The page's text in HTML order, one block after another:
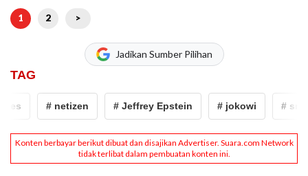
1 2 >
Jadikan Sumber Pilihan
TAG
# netizen # Jeffrey Epstein # jokowi # sri